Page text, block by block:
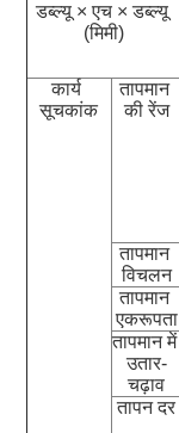
डब्ल्यू × एच × डब्ल्यू
(मिमी)
कार्य
सूचकांक
तापमान
की रेंज
तापमान
विचलन
तापमान
एकरूपता
तापमान में
उतार-
चढ़ाव
तापन दर